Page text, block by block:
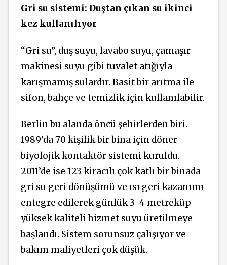
Gri su sistemi: Duştan çıkan su ikinci
kez kullanılıyor
“Gri su”, duş suyu, lavabo suyu, çamaşır
makinesi suyu gibi tuvalet atığıyla
karışmamış sulardır. Basit bir arıtma ile
sifon, bahçe ve temizlik için kullanılabilir.
Berlin bu alanda öncü şehirlerden biri.
1989’da 70 kişilik bir bina için döner
biyolojik kontaktör sistemi kuruldu.
2011’de ise 123 kiracılı çok katlı bir binada
gri su geri dönüşümü ve ısı geri kazanımı
entegre edilerek günlük 3-4 metreküp
yüksek kaliteli hizmet suyu üretilmeye
başlandı. Sistem sorunsuz çalışıyor ve
bakım maliyetleri çok düşük.